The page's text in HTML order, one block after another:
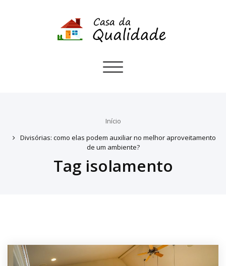
Toggle
Início
Divisórias: como elas podem auxiliar no melhor aproveitamento
de um ambiente?
Tag isolamento